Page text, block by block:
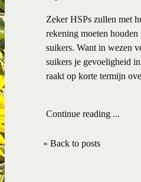
Zeker HSPs zullen met
rekening moeten
suikers. Want in wezen
suikers je gevoeligheid
raakt op korte termijn
Continue reading ...
« Back to posts